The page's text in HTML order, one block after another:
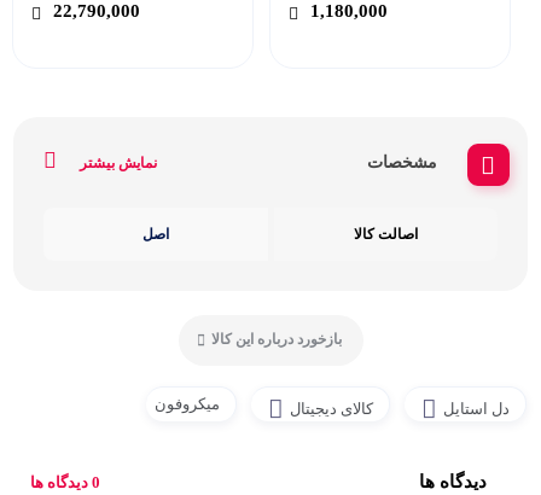
1,180,000
22,790,000
مشخصات نمایش بیشتر
اصالت کالا اصل
بازخورد درباره این کالا
دل استایل کالای دیجیتال میکروفون
دیدگاه ها 0 دیدگاه ها